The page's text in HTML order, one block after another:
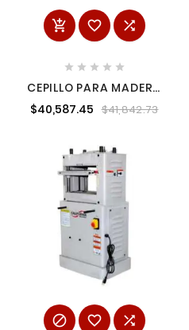
  
    
CEPILLO PARA MADERA
15" 220 V CALIFORNIA
MACHINERY
$40,587.45 $41,842.73
  